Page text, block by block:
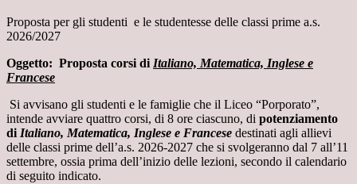
Proposta per gli studenti e le studentesse delle classi prime a.s.
2026/2027
Oggetto: Proposta corsi di Italiano, Matematica, Inglese e
Francese
Si avvisano gli studenti e le famiglie che il Liceo “Porporato”,
intende avviare quattro corsi, di 8 ore ciascuno, di potenziamento
di Italiano, Matematica, Inglese e Francese destinati agli allievi
delle classi prime dell’a.s. 2026-2027 che si svolgeranno dal 7 all’11
settembre, ossia prima dell’inizio delle lezioni, secondo il calendario
di seguito indicato.